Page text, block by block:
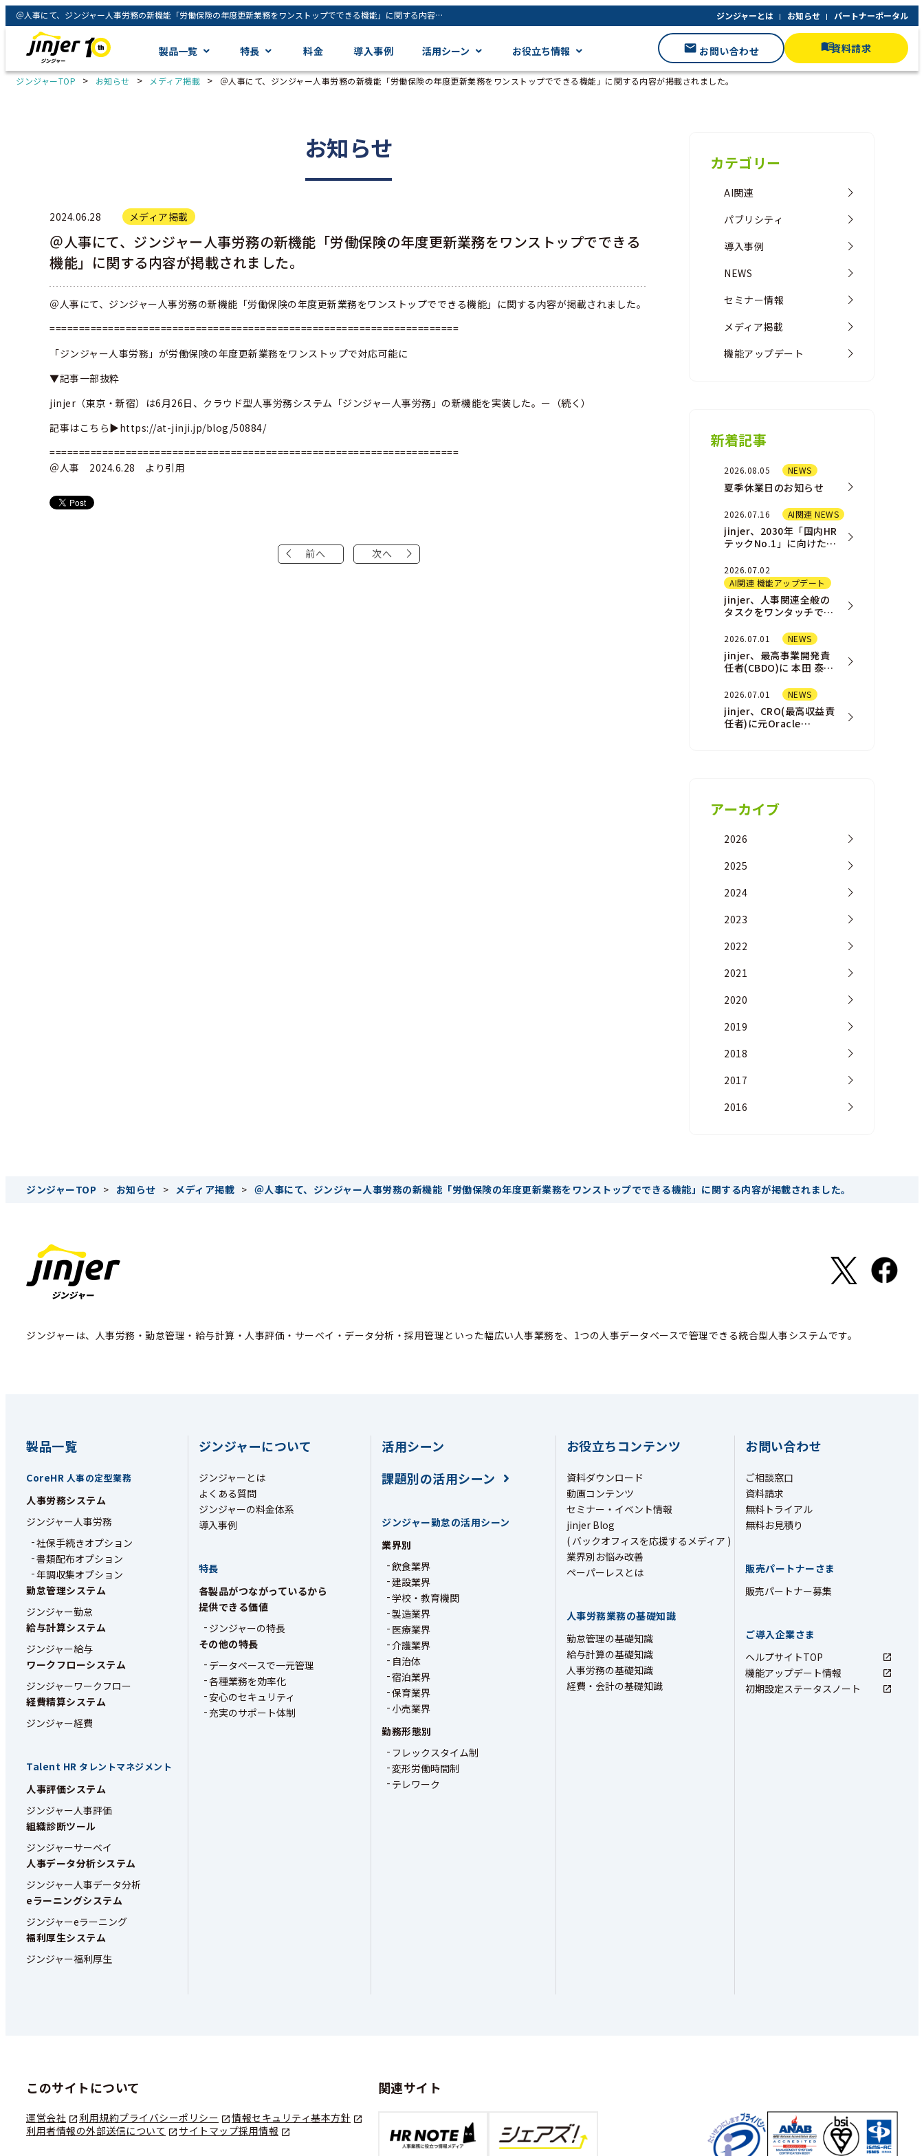
＠人事にて、ジンジャー人事労務の新機能「労働保険の年度更新業務をワンストップでできる機能」に関する内容が掲載されました。 - ジンジャー（jinjer）｜統合型人事システム ジンジャーとは お知らせ パートナーポータル
製品一覧 特長 料金 導入事例 活用シーン お役立ち情報 お問い合わせ 資料請求
ジンジャーTOP > お知らせ > メディア掲載 > ＠人事にて、ジンジャー人事労務の新機能「労働保険の年度更新業務をワンストップでできる機能」に関する内容が掲載されました。
お知らせ
2024.06.28 メディア掲載
＠人事にて、ジンジャー人事労務の新機能「労働保険の年度更新業務をワンストップでできる
機能」に関する内容が掲載されました。
＠人事にて、ジンジャー人事労務の新機能「労働保険の年度更新業務をワンストップでできる機能」に関する内容が掲載されました。
======================================================================
「ジンジャー人事労務」が労働保険の年度更新業務をワンストップで対応可能に
▼記事一部抜粋
jinjer（東京・新宿）は6月26日、クラウド型人事労務システム「ジンジャー人事労務」の新機能を実装した。ー（続く）
記事はこちら▶https://at-jinji.jp/blog/50884/
======================================================================
＠人事 2024.6.28 より引用
前へ 次へ
カテゴリー
AI関連
パブリシティ
導入事例
NEWS
セミナー情報
メディア掲載
機能アップデート
新着記事
2026.08.05 NEWS
夏季休業日のお知らせ
2026.07.16 AI関連 NEWS
jinjer、2030年「国内HR
テックNo.1」に向けた新
組織戦略を発表
2026.07.02
AI関連 機能アップデート
jinjer、人事関連全般の
タスクをワンタッチで完
Assistant（AIアシスタ
ント）」機能を一部ユ
ー…
2026.07.01 NEWS
jinjer、最高事業開発責
任者(CBDO)に 本田 泰佑
2026.07.01 NEWS
jinjer、CRO(最高収益責
任者)に元Oracle
アーカイブ
2026
2025
2024
2023
2022
2021
2020
2019
2018
2017
2016
ジンジャーTOP > お知らせ > メディア掲載 > ＠人事にて、ジンジャー人事労務の新機能「労働保険の年度更新業務をワンストップでできる機能」に関する内容が掲載されました。
ジンジャーは、人事労務・勤怠管理・給与計算・人事評価・サーベイ・データ分析・採用管理といった幅広い人事業務を、1つの人事データベースで管理できる統合型人事システムです。
製品一覧
CoreHR 人事の定型業務
人事労務システム
ジンジャー人事労務
社保手続きオプション
書類配布オプション
年調収集オプション
勤怠管理システム
ジンジャー勤怠
給与計算システム
ジンジャー給与
ワークフローシステム
ジンジャーワークフロー
経費精算システム
ジンジャー経費
Talent HR タレントマネジメント
人事評価システム
ジンジャー人事評価
組織診断ツール
ジンジャーサーベイ
人事データ分析システム
ジンジャー人事データ分析
eラーニングシステム
ジンジャーeラーニング
福利厚生システム
ジンジャー福利厚生
ジンジャーについて
ジンジャーとは
よくある質問
ジンジャーの料金体系
導入事例
特長
各製品がつながっているから
提供できる価値
ジンジャーの特長
その他の特長
データベースで一元管理
各種業務を効率化
安心のセキュリティ
充実のサポート体制
活用シーン
課題別の活用シーン
ジンジャー勤怠の活用シーン
業界別
飲食業界
建設業界
学校・教育機関
製造業界
医療業界
介護業界
自治体
宿泊業界
保育業界
小売業界
勤務形態別
フレックスタイム制
変形労働時間制
テレワーク
お役立ちコンテンツ
資料ダウンロード
動画コンテンツ
セミナー・イベント情報
jinjer Blog
( バックオフィスを応援するメディア )
業界別お悩み改善
ペーパーレスとは
人事労務業務の基礎知識
勤怠管理の基礎知識
給与計算の基礎知識
人事労務の基礎知識
経費・会計の基礎知識
お問い合わせ
ご相談窓口
資料請求
無料トライアル
無料お見積り
販売パートナーさま
販売パートナー募集
ご導入企業さま
ヘルプサイトTOP
機能アップデート情報
初期設定ステータスノート
このサイトについて
運営会社 利用規約プライバシーポリシー
情報セキュリティ基本方針
利用者情報の外部送信について
サイトマップ採用情報
関連サイト